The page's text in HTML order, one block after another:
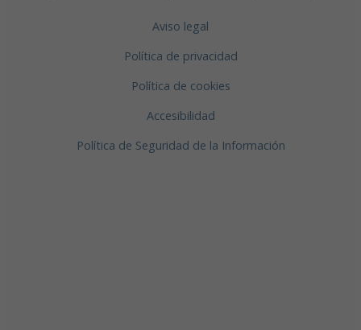
Aviso legal
Política de privacidad
Política de cookies
Accesibilidad
Política de Seguridad de la Información